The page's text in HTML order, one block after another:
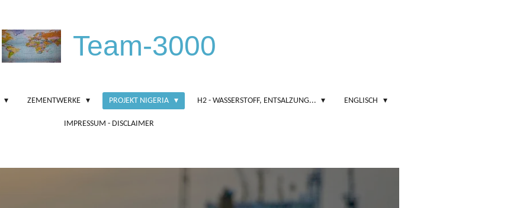
Team-3000
ZEMENTWERKE PROJEKT NIGERIA H2 - WASSERSTOFF, ENTSALZUNG... ENGLISCH
IMPRESSUM - DISCLAIMER